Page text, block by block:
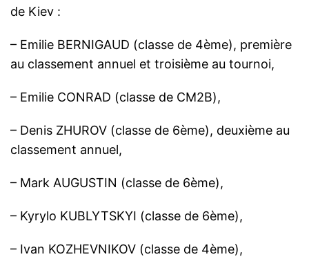
de Kiev :
– Emilie BERNIGAUD (classe de 4ème), première
au classement annuel et troisième au tournoi,
– Emilie CONRAD (classe de СМ2В),
– Denis ZHUROV (classe de 6ème), deuxième au
classement annuel,
– Mark AUGUSTIN (classe de 6ème),
– Kyrylo KUBLYTSKYI (classe de 6ème),
– Ivan KOZHEVNIKOV (classe de 4ème),